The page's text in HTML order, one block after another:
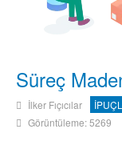
Süreç
İlker Fıçıcılar
Görüntüleme: 5269